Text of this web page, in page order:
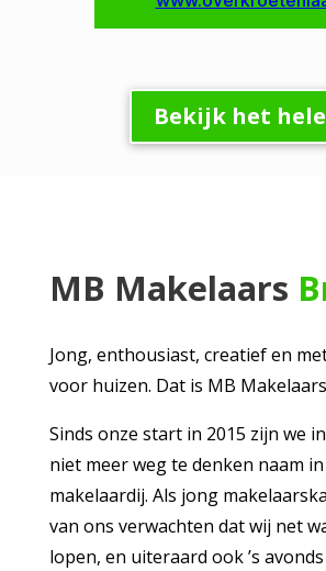
Bekijk het
MB Makelaars
Jong, enthousiast, creatief en
voor huizen. Dat is MB
Sinds onze start in 2015 zijn we
niet meer weg te denken naam
makelaardij. Als jong
van ons verwachten dat wij net
lopen, en uiteraard ook ’s